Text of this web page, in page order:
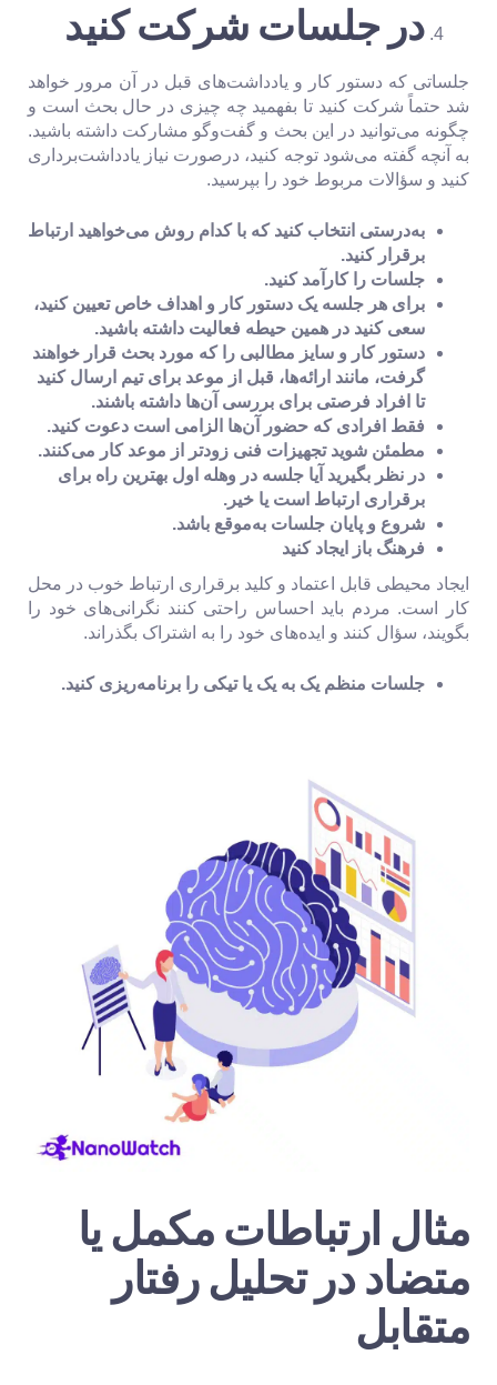
در جلسات شرکت کنید
جلساتی که دستور کار و یادداشت‌های قبل در آن مرور خواهد
شد حتماً شرکت کنید تا بفهمید چه چیزی در حال بحث است و
چگونه می‌توانید در این بحث و گفت‌وگو مشارکت داشته باشید.
به آنچه گفته می‌شود توجه کنید، درصورت نیاز یادداشت‌برداری
کنید و سؤالات مربوط خود را بپرسید.
به‌درستی انتخاب کنید که با کدام روش می‌خواهید ارتباط
برقرار کنید.
جلسات را کارآمد کنید.
برای هر جلسه یک دستور کار و اهداف خاص تعیین کنید،
سعی کنید در همین حیطه فعالیت داشته باشید.
دستور کار و سایز مطالبی را که مورد بحث قرار خواهند
گرفت، مانند ارائه‌ها، قبل از موعد برای تیم ارسال کنید
تا افراد فرصتی برای بررسی آن‌ها داشته باشند.
فقط افرادی که حضور آن‌ها الزامی است دعوت کنید.
مطمئن شوید تجهیزات فنی زودتر از موعد کار می‌کنند.
در نظر بگیرید آیا جلسه در وهله اول بهترین راه برای
برقراری ارتباط است یا خیر.
شروع و پایان جلسات به‌موقع باشد.
فرهنگ باز ایجاد کنید
ایجاد محیطی قابل اعتماد و کلید برقراری ارتباط خوب در محل
کار است. مردم باید احساس راحتی کنند نگرانی‌های خود را
بگویند، سؤال کنند و ایده‌های خود را به اشتراک بگذراند.
جلسات منظم یک به یک یا تیکی را برنامه‌ریزی کنید.
مثال ارتباطات مکمل یا
متضاد در تحلیل رفتار
متقابل